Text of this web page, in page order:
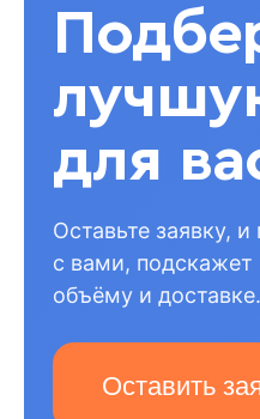
для
Оставьте заявку,
с вами, подскажет
объёму и доставке.
Оставить